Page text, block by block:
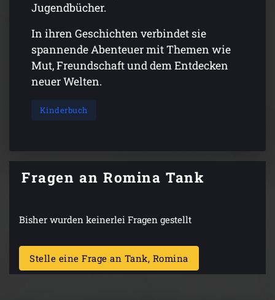
Jugendbücher.
In ihren Geschichten verbindet sie
spannende Abenteuer mit Themen wie
Mut, Freundschaft und dem Entdecken
neuer Welten.
Kinderbuch
Fragen an Romina Tank
Bisher wurden keinerlei Fragen gestellt
Stelle eine Frage an Tank, Romina